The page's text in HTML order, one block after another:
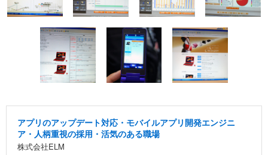
アプリのアップデート対応・モバイルアプリ開発エンジニ
ア・人柄重視の採用・活気のある職場
株式会社ELM